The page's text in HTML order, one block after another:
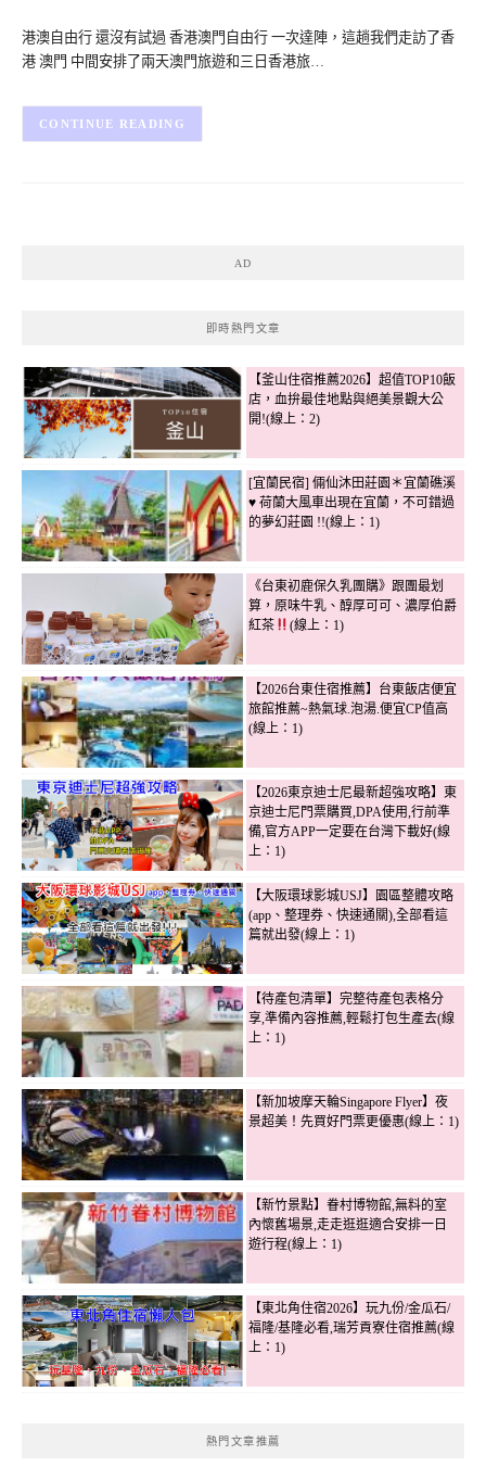
港澳自由行 還沒有試過 香港澳門自由行 一次達陣，這趟我們走訪了香
港 澳門 中間安排了兩天澳門旅遊和三日香港旅…
CONTINUE READING
AD
即時熱門文章
【釜山住宿推薦2026】超值TOP10飯
店，血拚最佳地點與絕美景觀大公
開!(線上：2)
[宜蘭民宿] 倆仙沐田莊園＊宜蘭礁溪
♥ 荷蘭大風車出現在宜蘭，不可錯過
的夢幻莊園 !!(線上：1)
《台東初鹿保久乳團購》跟團最划
算，原味牛乳、醇厚可可、濃厚伯爵
紅茶
(線上：1)
【2026台東住宿推薦】台東飯店便宜
旅館推薦~熱氣球.泡湯.便宜CP值高
(線上：1)
【2026東京迪士尼最新超強攻略】東
京迪士尼門票購買,DPA使用,行前準
備,官方APP一定要在台灣下載好(線
上：1)
【大阪環球影城USJ】園區整體攻略
(app、整理券、快速通關),全部看這
篇就出發(線上：1)
【待產包清單】完整待產包表格分
享,準備內容推薦,輕鬆打包生產去(線
上：1)
【新加坡摩天輪Singapore Flyer】夜
景超美！先買好門票更優惠(線上：1)
【新竹景點】眷村博物館,無料的室
內懷舊場景,走走逛逛適合安排一日
遊行程(線上：1)
【東北角住宿2026】玩九份/金瓜石/
福隆/基隆必看,瑞芳貢寮住宿推薦(線
上：1)
熱門文章推薦